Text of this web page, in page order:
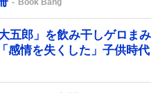
Book Bang
五郎」を飲み干しゲロまみ
感情を失くした」子供時代